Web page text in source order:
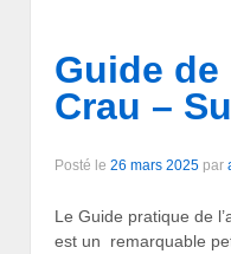
Guide de
Crau –
Posté le 26 mars 2025 par
Le Guide pratique de
est un remarquable